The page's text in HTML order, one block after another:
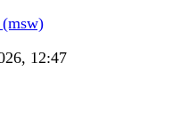
12:47